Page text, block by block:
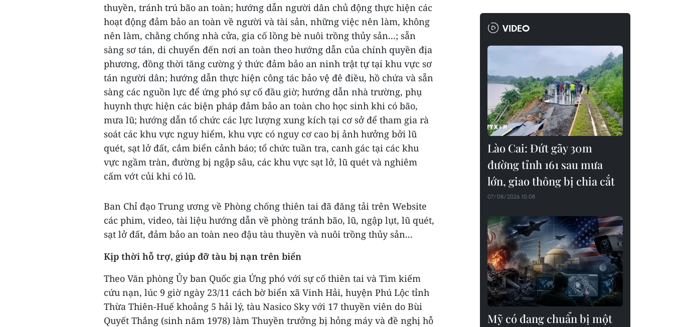
thuyền, tránh trú bão an toàn; hướng dẫn người dân chủ động thực hiện các
hoạt động đảm bảo an toàn về người và tài sản, những việc nên làm, không
nên làm, chằng chống nhà cửa, gia cố lồng bè nuôi trồng thủy sản...; sẵn
sàng sơ tán, di chuyển đến nơi an toàn theo hướng dẫn của chính quyền địa
phương, đồng thời tăng cường ý thức đảm bảo an ninh trật tự tại khu vực sơ
tán người dân; hướng dẫn thực hiện công tác bảo vệ đê điều, hồ chứa và sẵn
sàng các nguồn lực để ứng phó sự cố đầu giờ; hướng dẫn nhà trường, phụ
huynh thực hiện các biện pháp đảm bảo an toàn cho học sinh khi có bão,
mưa lũ; hướng dẫn tổ chức các lực lượng xung kích tại cơ sở để tham gia rà
soát các khu vực nguy hiểm, khu vực có nguy cơ cao bị ảnh hưởng bởi lũ
quét, sạt lở đất, cắm biển cảnh báo; tổ chức tuần tra, canh gác tại các khu
vực ngầm tràn, đường bị ngập sâu, các khu vực sạt lở, lũ quét và nghiêm
cấm vớt củi khi có lũ.
Ban Chỉ đạo Trung ương về Phòng chống thiên tai đã đăng tải trên Website
các phim, video, tài liệu hướng dẫn về phòng tránh bão, lũ, ngập lụt, lũ quét,
sạt lở đất, đảm bảo an toàn neo đậu tàu thuyền và nuôi trồng thủy sản...
Kịp thời hỗ trợ, giúp đỡ tàu bị nạn trên biển
Theo Văn phòng Ủy ban Quốc gia Ứng phó với sự cố thiên tai và Tìm kiếm
cứu nạn, lúc 9 giờ ngày 23/11 cách bờ biển xã Vinh Hải, huyện Phú Lộc tỉnh
Thừa Thiên-Huế khoảng 5 hải lý, tàu Nasico Sky với 17 thuyền viên do Bùi
Quyết Thắng (sinh năm 1978) làm Thuyền trưởng bị hỏng máy và đề nghị hỗ
VIDEO
Lào Cai: Đứt gãy 30m
đường tỉnh 161 sau mưa
lớn, giao thông bị chia cắt
07/08/2026 10:08
Mỹ có đang chuẩn bị một